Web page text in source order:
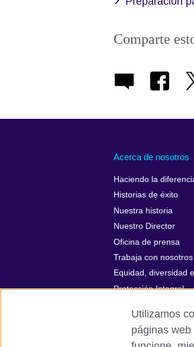
Comparte
Acerca de nosotros
Haciendo la
Historias de éxito
Nuestra historia
Nuestro Director
Oficina de prensa
Trabaja con nosotros
Equidad, diversidad
Protección Integral
British Council global
Utilizamos
páginas